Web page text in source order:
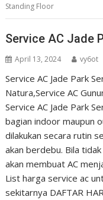
Standing Floor
Service AC Jade
April 13, 2024 vy6ot
Service AC Jade Park
Natura,Service AC
Service AC Jade Park
bagian indoor maupun
dilakukan secara rutin
akan berdebu. Bila
akan membuat AC
List harga service ac
sekitarnya DAFTAR